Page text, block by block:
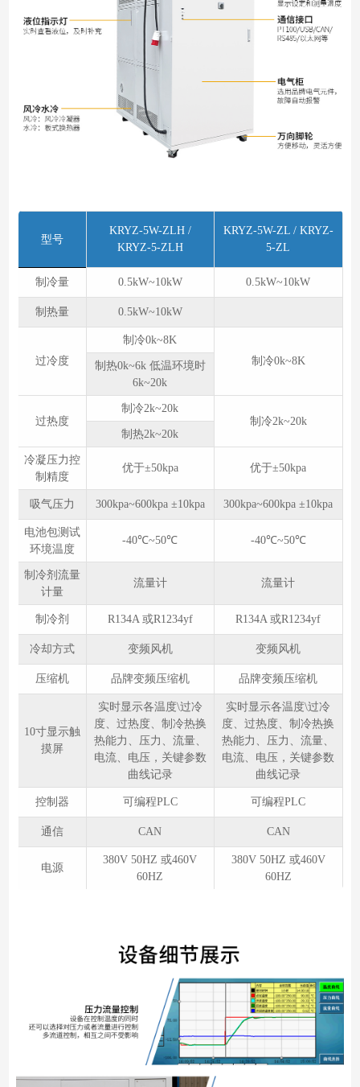
型号
KRYZ-5W-ZLH /
KRYZ-5-ZLH
KRYZ-5W-ZL / KRYZ-
5-ZL
制冷量 0.5kW~10kW 0.5kW~10kW
制热量 0.5kW~10kW
过冷度
制冷0k~8K
制冷0k~8K
制热0k~6k 低温环境时
6k~20k
过热度
制冷2k~20k
制冷2k~20k
制热2k~20k
冷凝压力控
制精度
优于±50kpa 优于±50kpa
吸气压力 300kpa~600kpa ±10kpa 300kpa~600kpa ±10kpa
电池包测试
环境温度
-40℃~50℃ -40℃~50℃
制冷剂流量
计量
流量计 流量计
制冷剂 R134A 或R1234yf R134A 或R1234yf
冷却方式 变频风机 变频风机
压缩机 品牌变频压缩机 品牌变频压缩机
10寸显示触
摸屏
实时显示各温度\过冷
度、过热度、制冷热换
热能力、压力、流量、
电流、电压，关键参数
曲线记录
实时显示各温度\过冷
度、过热度、制冷热换
热能力、压力、流量、
电流、电压，关键参数
曲线记录
控制器 可编程PLC 可编程PLC
通信 CAN CAN
电源
380V 50HZ 或460V
60HZ
380V 50HZ 或460V
60HZ